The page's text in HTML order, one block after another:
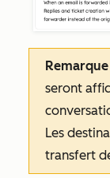
Remarque
seront
Les
transfert